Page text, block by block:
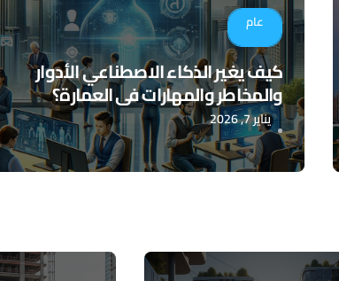
عام
كيف يغير الذكاء الاصطناعي الأدوار
والمخاطر والمهارات في العمارة؟
يناير 7, 2026